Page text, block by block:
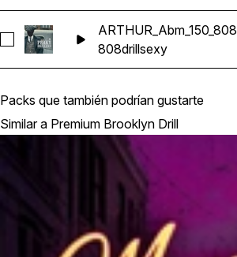
Seleccionar ARTHUR_Abm_150_808
ARTHUR_Abm_150_808
808drillsexy
Packs que también podrían gustarte
Similar a Premium Brooklyn Drill